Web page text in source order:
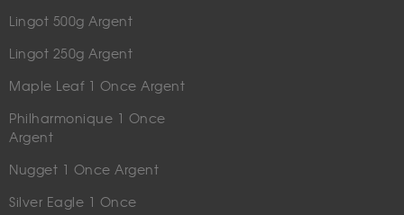
Lingot 500g Argent
Lingot 250g Argent
Maple Leaf 1 Once Argent
Philharmonique 1 Once
Argent
Nugget 1 Once Argent
Silver Eagle 1 Once